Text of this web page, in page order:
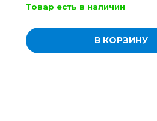
Товар есть в наличии
В КОРЗИНУ